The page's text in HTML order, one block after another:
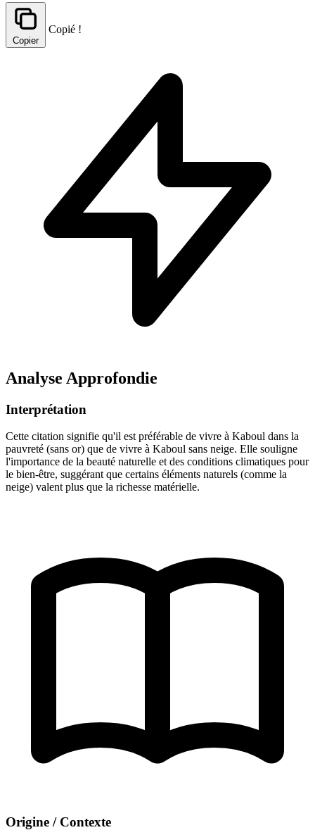
Copier
Copié !
Analyse Approfondie
Interprétation
Cette citation signifie qu'il est préférable de vivre à Kaboul dans la
pauvreté (sans or) que de vivre à Kaboul sans neige. Elle souligne
l'importance de la beauté naturelle et des conditions climatiques pour
le bien-être, suggérant que certains éléments naturels (comme la
neige) valent plus que la richesse matérielle.
Origine / Contexte